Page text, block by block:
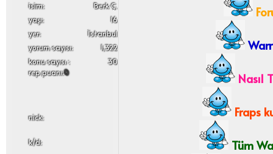
i̇sim:
Berk Ç.
yaşı:
16
yer:
İstanbul
yorum sayısı:
1,322
konu sayısı :
30
rep puanı:0
nick:
k/d:
Nasıl
Fraps
Tüm